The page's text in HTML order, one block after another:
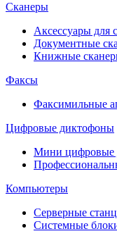
Сканеры
Аксессуары для
Документные
Книжные
Факсы
Факсимильные
Цифровые диктофоны
Мини цифровые
Компьютеры
Серверные
Системные